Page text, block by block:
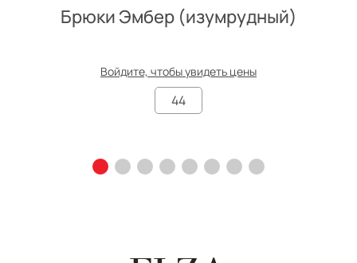
Брюки Эмбер (изумрудный)
Войдите, чтобы увидеть цены
44